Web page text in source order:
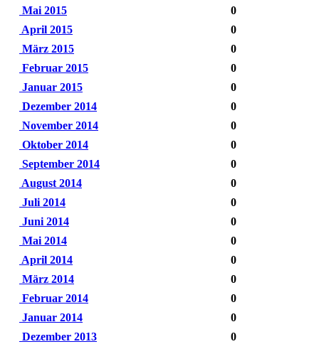
Mai 2015
0
April 2015
0
März 2015
0
Februar 2015
0
Januar 2015
0
Dezember 2014
0
November 2014
0
Oktober 2014
0
September 2014
0
August 2014
0
Juli 2014
0
Juni 2014
0
Mai 2014
0
April 2014
0
März 2014
0
Februar 2014
0
Januar 2014
0
Dezember 2013
0